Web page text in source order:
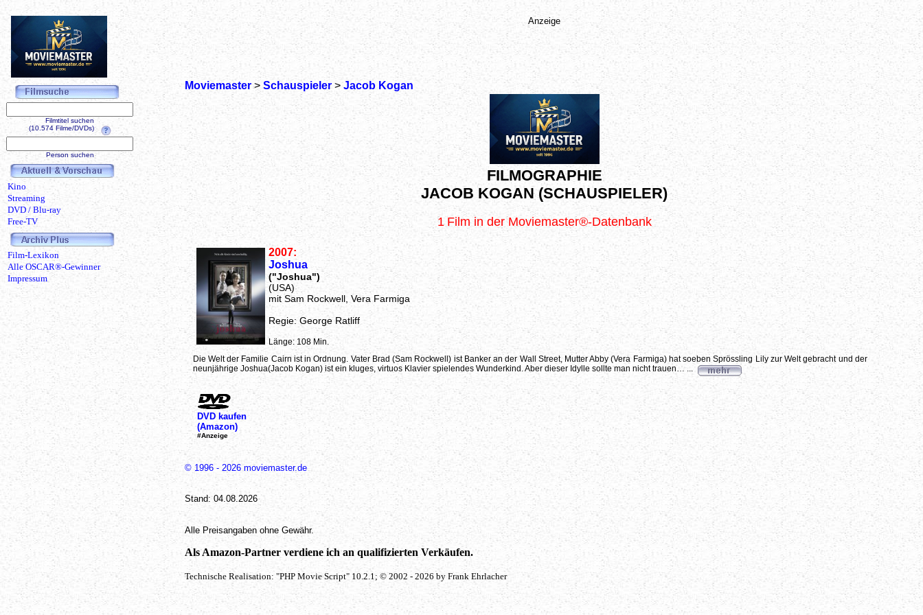
Moviemaster> Schauspieler> Jacob Kogan
FILMOGRAPHIE
JACOB KOGAN (SCHAUSPIELER)
1 Film in der Moviemaster®-Datenbank
2007:
Joshua
("Joshua")
(USA)
mit Sam Rockwell, Vera Farmiga
Regie: George Ratliff
Länge: 108 Min.
Die Welt der Familie Cairn ist in Ordnung. Vater Brad (Sam Rockwell) ist Banker an der Wall Street, Mutter Abby (Vera Farmiga) hat soeben Sprössling Lily zur Welt gebracht und der
neunjährige Joshua(Jacob Kogan) ist ein kluges, virtuos Klavier spielendes Wunderkind. Aber dieser Idylle sollte man nicht trauen… ...
DVD kaufen
(Amazon)
#Anzeige
© 1996 - 2026 moviemaster.de
Stand: 04.08.2026
Alle Preisangaben ohne Gewähr.
Als Amazon-Partner verdiene ich an qualifizierten Verkäufen.
Technische Realisation: "PHP Movie Script" 10.2.1; © 2002 - 2026 by Frank Ehrlacher
Anzeige
Filmtitel suchen
(10.574 Filme/DVDs)
Person suchen
Kino
Streaming
DVD / Blu-ray
Free-TV
Film-Lexikon
Alle OSCAR®-Gewinner
Impressum